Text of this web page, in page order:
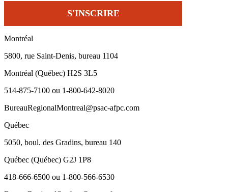
Montréal
5800, rue Saint-Denis, bureau 1104
Montréal (Québec) H2S 3L5
514-875-7100 ou 1-800-642-8020
BureauRegionalMontreal@psac-afpc.com
Québec
5050, boul. des Gradins, bureau 140
Québec (Québec) G2J 1P8
418-666-6500 ou 1-800-566-6530